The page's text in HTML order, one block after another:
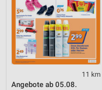
11 km
Angebote ab 05.08.